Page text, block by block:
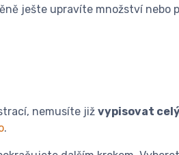
ješte upravíte množství nebo
nemusíte již vypisovat
.